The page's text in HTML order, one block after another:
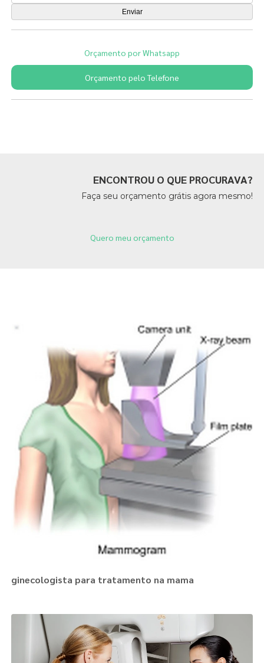
Orçamento por Whatsapp
Orçamento pelo Telefone
ENCONTROU O QUE PROCURAVA?
Faça seu orçamento grátis agora mesmo!
Quero meu orçamento
ginecologista para tratamento na mama